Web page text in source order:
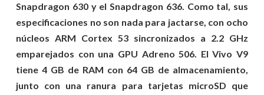
Snapdragon 630 y el Snapdragon 636. Como tal, sus
especificaciones no son nada para jactarse, con ocho
núcleos ARM Cortex 53 sincronizados a 2.2 GHz
emparejados con una GPU Adreno 506. El Vivo V9
tiene 4 GB de RAM con 64 GB de almacenamiento,
junto con una ranura para tarjetas microSD que